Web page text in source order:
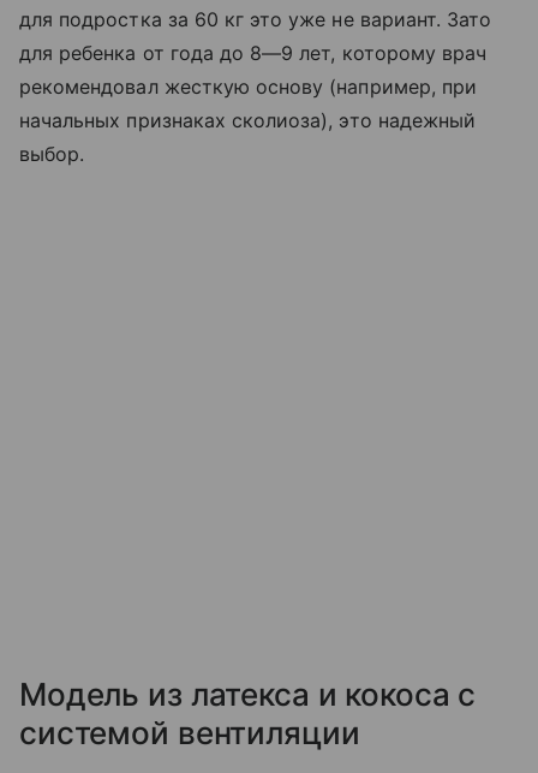
для подростка за 60 кг это уже не вариант. Зато
для ребенка от года до 8—9 лет, которому врач
рекомендовал жесткую основу (например, при
начальных признаках сколиоза), это надежный
выбор.
Модель из латекса и кокоса с
системой вентиляции